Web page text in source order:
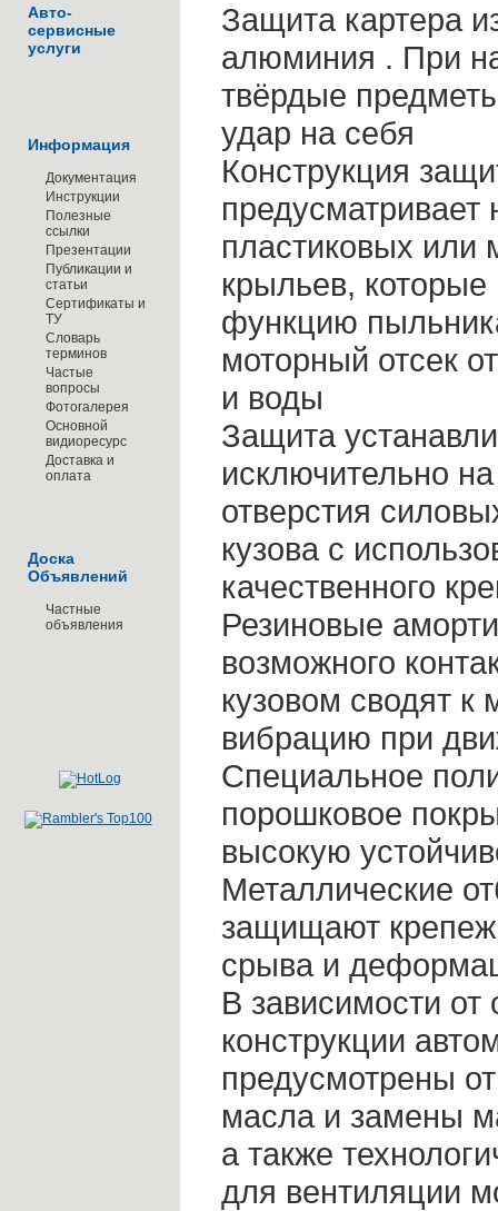
Авто-
сервисные
услуги
Информация
Документация
Инструкции
Полезные
ссылки
Презентации
Публикации и
статьи
Сертификаты и
ТУ
Словарь
терминов
Частые
вопросы
Фотогалерея
Основной
видиоресурс
Доставка и
оплата
Доска
Объявлений
Частные
объявления
Защита картера
алюминия . При
твёрдые
удар на себя
Конструкция
предусматривает
пластиковых или
крыльев,
функцию
моторный отсек
и воды
Защита
исключительно
отверстия
кузова с
качественного
Резиновые
возможного
кузовом сводят
вибрацию при
Специальное
порошковое
высокую
Металлические
защищают
срыва и
В зависимости от
конструкции
предусмотрены
масла и замены
а также
для вентиляции